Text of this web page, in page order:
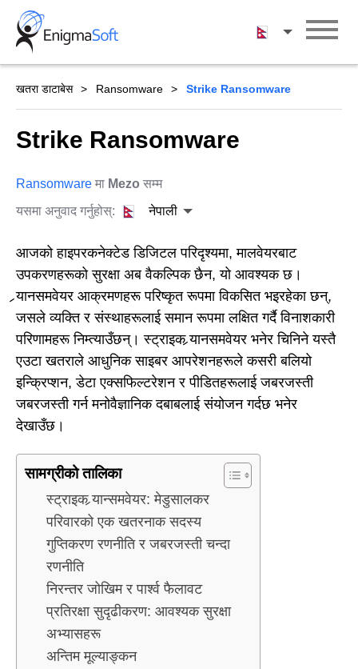
Skip
content
नेपाली
खतरा डाटाबेस Ransomware Strike Ransomware
Strike Ransomware
Ransomware मा Mezo सम्म
यसमा अनुवाद गर्नुहोस्:
नेपाली
आजको हाइपरकनेक्टेड डिजिटल परिदृश्यमा, मालवेयरबाट
उपकरणहरूको सुरक्षा अब वैकल्पिक छैन, यो आवश्यक छ।
र्‍यानसमवेयर आक्रमणहरू परिष्कृत रूपमा विकसित भइरहेका छन्,
जसले व्यक्ति र संस्थाहरूलाई समान रूपमा लक्षित गर्दै विनाशकारी
परिणामहरू निम्त्याउँछन्। स्ट्राइक र्‍यानसमवेयर भनेर चिनिने यस्तै
एउटा खतराले आधुनिक साइबर आपरेशनहरूले कसरी बलियो
इन्क्रिप्शन, डेटा एक्सफिल्टरेशन र पीडितहरूलाई जबरजस्ती
जबरजस्ती गर्न मनोवैज्ञानिक दबाबलाई संयोजन गर्दछ भनेर
देखाउँछ।
सामग्रीको तालिका
स्ट्राइक र्‍यान्समवेयर: मेडुसालकर
परिवारको एक खतरनाक सदस्य
गुप्तिकरण रणनीति र जबरजस्ती चन्दा
रणनीति
निरन्तर जोखिम र पार्श्व फैलावट
प्रतिरक्षा सुदृढीकरण: आवश्यक सुरक्षा
अभ्यासहरू
अन्तिम मूल्याङ्कन